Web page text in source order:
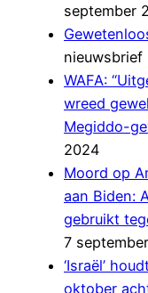
september
nieuwsbrief
WAFA:
wreed
Megiddo-
2024
Moord op
aan Biden:
gebruikt
7
‘Israël’
oktober